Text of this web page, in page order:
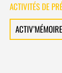
ACTIVITÉS DE
ACTIV’MÉMOIRE